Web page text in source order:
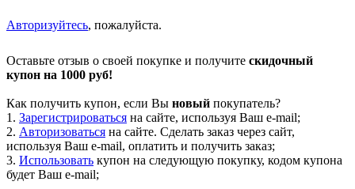
Авторизуйтесь, пожалуйста.
Оставьте отзыв о своей покупке и получите скидочный
купон на 1000 руб!
Как получить купон, если Вы новый покупатель?
1. Зарегистрироваться на сайте, используя Ваш e-mail;
2. Авторизоваться на сайте. Сделать заказ через сайт,
используя Ваш e-mail, оплатить и получить заказ;
3. Использовать купон на следующую покупку, кодом купона
будет Ваш e-mail;